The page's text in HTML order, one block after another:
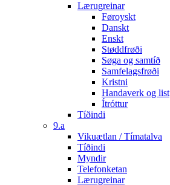
Lærugreinar
Føroyskt
Danskt
Enskt
Støddfrøði
Søga og samtíð
Samfelagsfrøði
Kristni
Handaverk og list
Ítróttur
Tíðindi
9.a
Vikuætlan / Tímatalva
Tíðindi
Myndir
Telefonketan
Lærugreinar